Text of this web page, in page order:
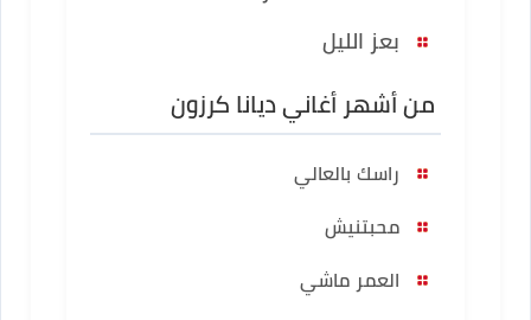
بعز الليل
من أشهر أغاني ديانا كرزون
راسك بالعالي
محبتنيش
العمر ماشي